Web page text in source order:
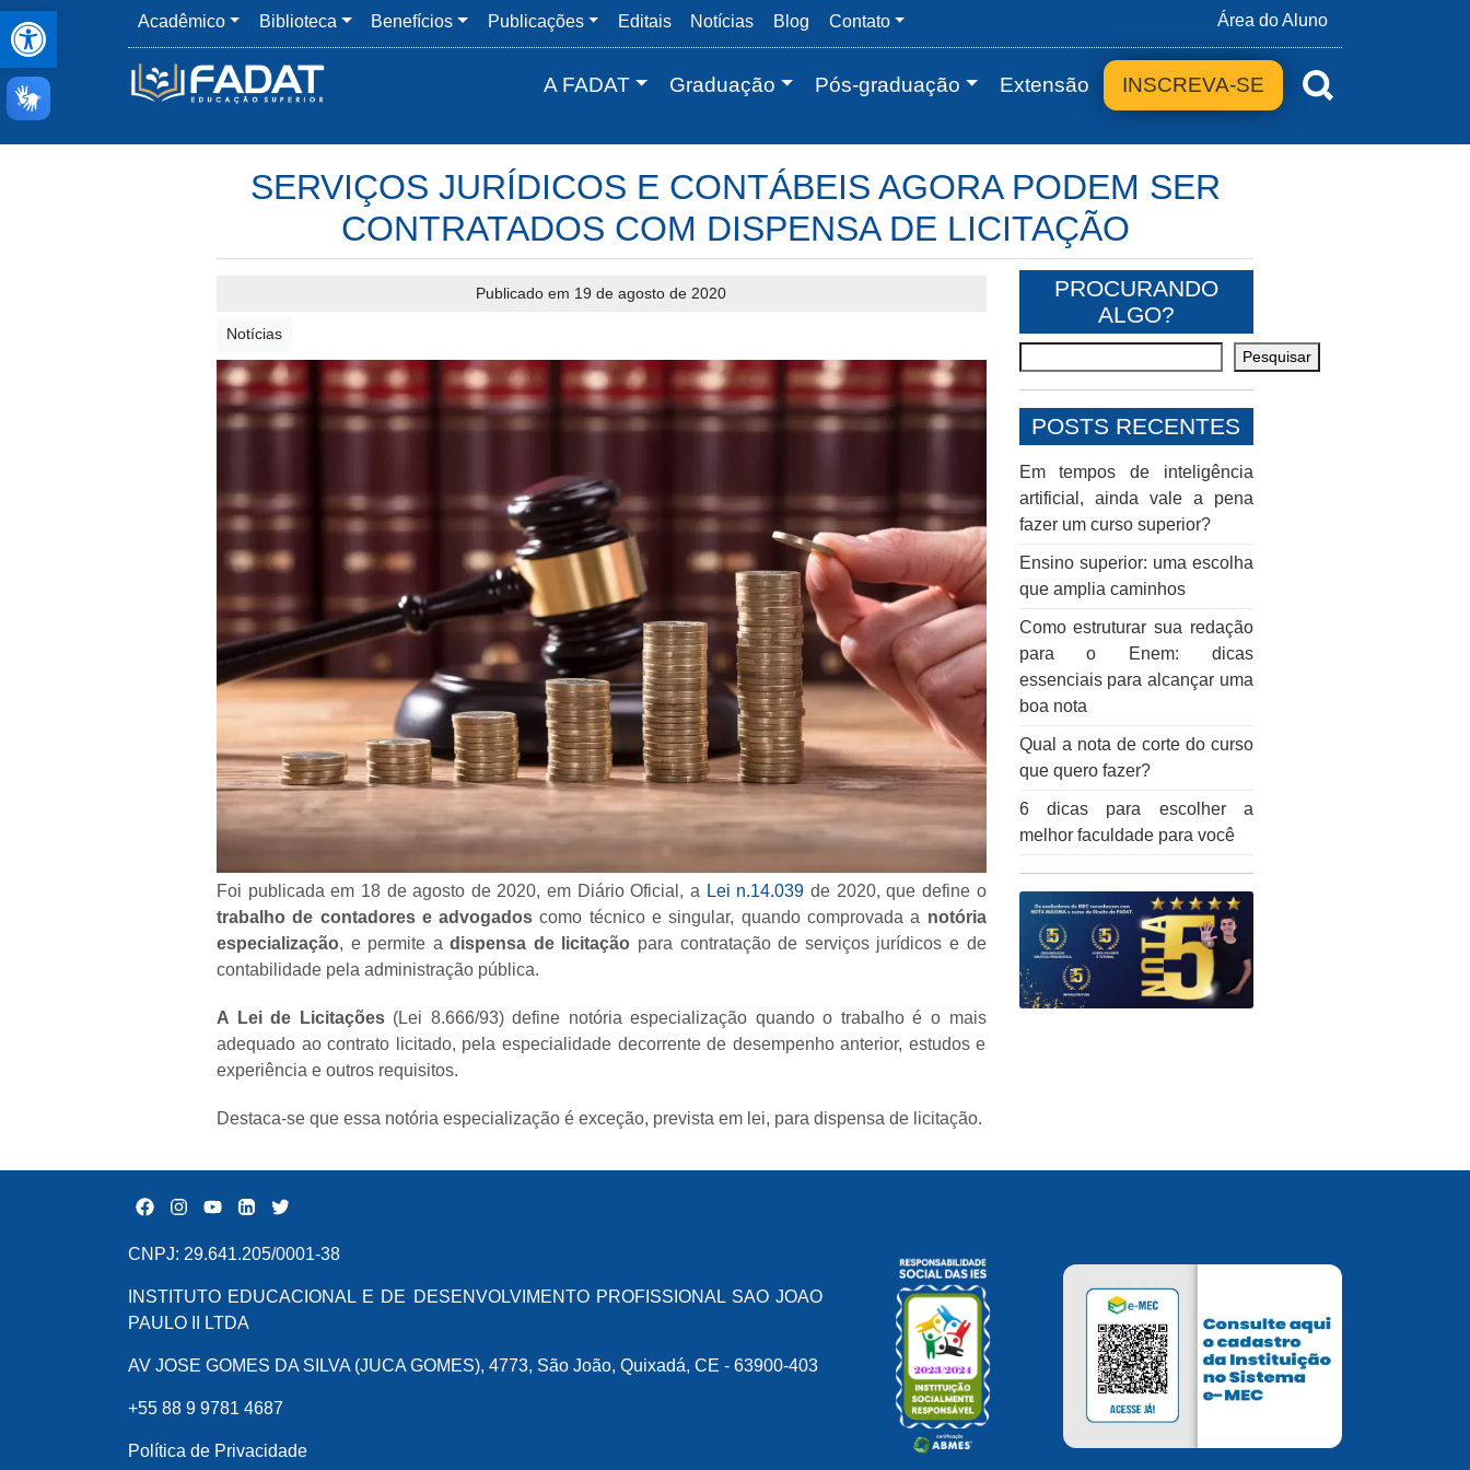
Abrir a barra de ferramentas
Acadêmico Biblioteca Benefícios Publicações Editais Notícias Blog Contato Área do Aluno
A FADAT Graduação Pós-graduação Extensão INSCREVA-SE
SERVIÇOS JURÍDICOS E CONTÁBEIS AGORA PODEM SER
CONTRATADOS COM DISPENSA DE LICITAÇÃO
Publicado em 19 de agosto de 2020
Notícias
Foi publicada em 18 de agosto de 2020, em Diário Oficial, a Lei n.14.039 de 2020, que define o
trabalho de contadores e advogados como técnico e singular, quando comprovada a notória
especialização, e permite adispensa de licitação para contratação de serviços jurídicos e de
contabilidade pela administração pública.
A Lei de Licitações(Lei 8.666/93) define notória especialização quando o trabalho é o mais
adequado ao contrato licitado, pela especialidade decorrente de desempenho anterior, estudos e
experiência e outros requisitos.
Destaca-se que essa notória especialização é exceção, prevista em lei, para dispensa de licitação.
PROCURANDO
ALGO?
Pesquisar
POSTS RECENTES
Em tempos de inteligência
artificial, ainda vale a pena
fazer um curso superior?
Ensino superior: uma escolha
que amplia caminhos
Como estruturar sua redação
para o Enem: dicas
essenciais para alcançar uma
boa nota
Qual a nota de corte do curso
que quero fazer?
6 dicas para escolher a
melhor faculdade para você
CNPJ: 29.641.205/0001-38
INSTITUTO EDUCACIONAL E DE DESENVOLVIMENTO PROFISSIONAL SAO JOAO
PAULO II LTDA
AV JOSE GOMES DA SILVA (JUCA GOMES), 4773, São João, Quixadá, CE - 63900-403
+55 88 9 9781 4687
Política de Privacidade